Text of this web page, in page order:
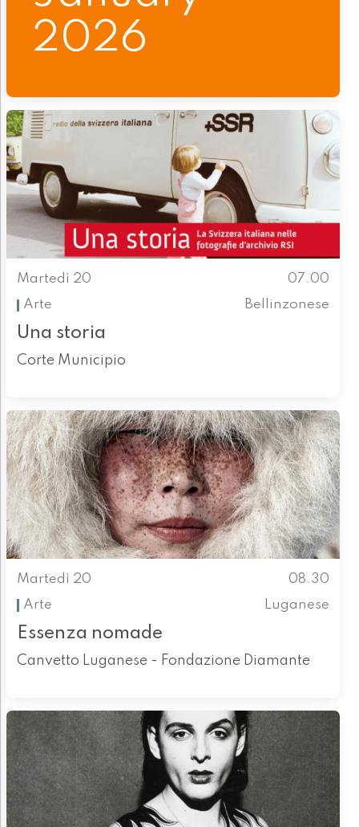
2026
Martedì 20
07.00
Arte
Bellinzonese
Una storia
Corte Municipio
Martedì 20
08.30
Arte
Luganese
Essenza nomade
Canvetto Luganese - Fondazione Diamante